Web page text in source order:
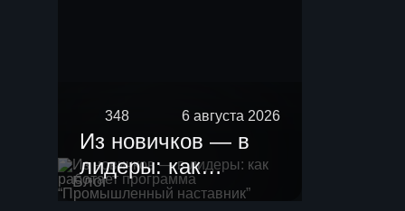
Блог
348 6 августа 2026
Из новичков — в
лидеры: как
работает